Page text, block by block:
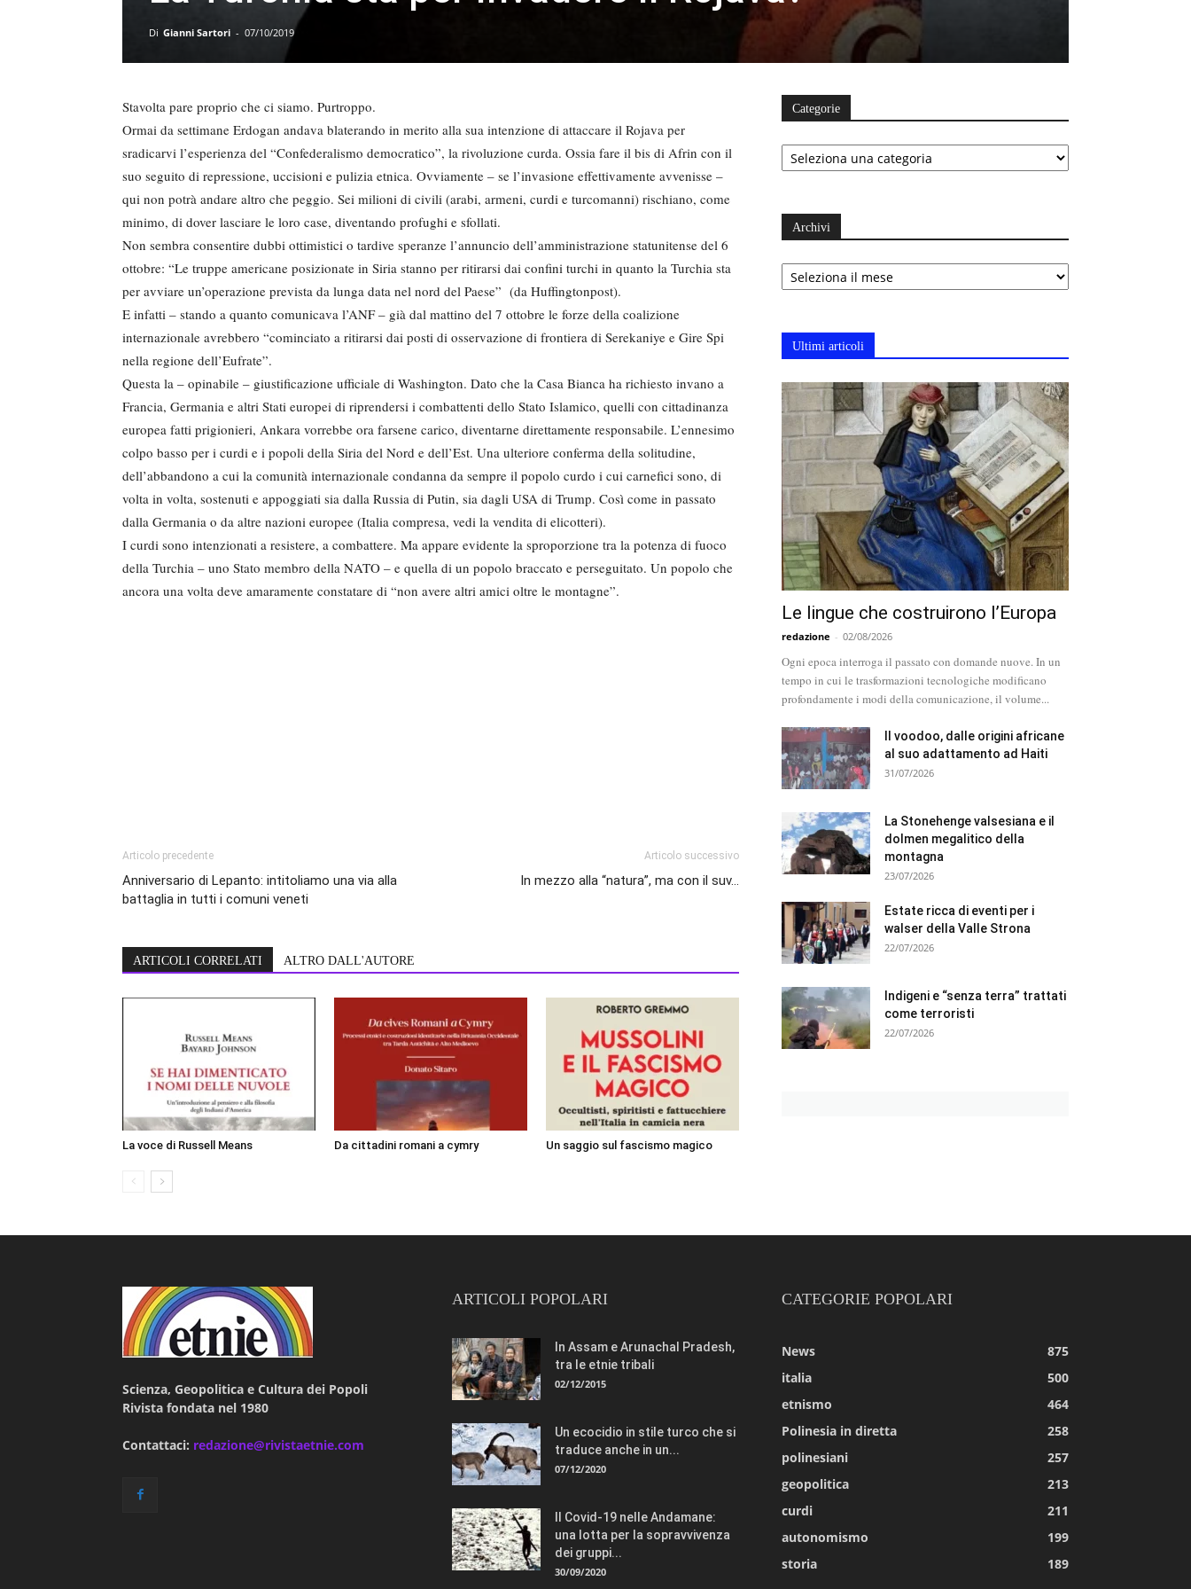
Di Gianni Sartori - 07/10/2019
Stavolta pare proprio che ci siamo. Purtroppo.
Ormai da settimane Erdogan andava blaterando in merito alla sua intenzione di attaccare il Rojava per
sradicarvi l’esperienza del “Confederalismo democratico”, la rivoluzione curda. Ossia fare il bis di Afrin con il
suo seguito di repressione, uccisioni e pulizia etnica. Ovviamente – se l’invasione effettivamente avvenisse –
qui non potrà andare altro che peggio. Sei milioni di civili (arabi, armeni, curdi e turcomanni) rischiano, come
minimo, di dover lasciare le loro case, diventando profughi e sfollati.
Non sembra consentire dubbi ottimistici o tardive speranze l’annuncio dell’amministrazione statunitense del 6
ottobre: “Le truppe americane posizionate in Siria stanno per ritirarsi dai confini turchi in quanto la Turchia sta
per avviare un’operazione prevista da lunga data nel nord del Paese” (da Huffingtonpost).
E infatti – stando a quanto comunicava l’ANF – già dal mattino del 7 ottobre le forze della coalizione
internazionale avrebbero “cominciato a ritirarsi dai posti di osservazione di frontiera di Serekaniye e Gire Spi
nella regione dell’Eufrate”.
Questa la – opinabile – giustificazione ufficiale di Washington. Dato che la Casa Bianca ha richiesto invano a
Francia, Germania e altri Stati europei di riprendersi i combattenti dello Stato Islamico, quelli con cittadinanza
europea fatti prigionieri, Ankara vorrebbe ora farsene carico, diventarne direttamente responsabile. L’ennesimo
colpo basso per i curdi e i popoli della Siria del Nord e dell’Est. Una ulteriore conferma della solitudine,
dell’abbandono a cui la comunità internazionale condanna da sempre il popolo curdo i cui carnefici sono, di
volta in volta, sostenuti e appoggiati sia dalla Russia di Putin, sia dagli USA di Trump. Così come in passato
dalla Germania o da altre nazioni europee (Italia compresa, vedi la vendita di elicotteri).
I curdi sono intenzionati a resistere, a combattere. Ma appare evidente la sproporzione tra la potenza di fuoco
della Turchia – uno Stato membro della NATO – e quella di un popolo braccato e perseguitato. Un popolo che
ancora una volta deve amaramente constatare di “non avere altri amici oltre le montagne”.
Articolo precedente
Anniversario di Lepanto: intitoliamo una via alla
battaglia in tutti i comuni veneti
Articolo successivo
In mezzo alla “natura”, ma con il suv…
ARTICOLI CORRELATI ALTRO DALL'AUTORE
La voce di Russell Means Da cittadini romani a cymry Un saggio sul fascismo magico
Categorie
Categorie
Archivi
Archivi
Ultimi articoli
Le lingue che costruirono l’Europa
redazione - 02/08/2026
Ogni epoca interroga il passato con domande nuove. In un
tempo in cui le trasformazioni tecnologiche modificano
profondamente i modi della comunicazione, il volume...
Il voodoo, dalle origini africane
al suo adattamento ad Haiti
31/07/2026
La Stonehenge valsesiana e il
dolmen megalitico della
montagna
23/07/2026
Estate ricca di eventi per i
walser della Valle Strona
22/07/2026
Indigeni e “senza terra” trattati
come terroristi
22/07/2026
Scienza, Geopolitica e Cultura dei Popoli
Rivista fondata nel 1980
Contattaci: redazione@rivistaetnie.com
ARTICOLI POPOLARI
In Assam e Arunachal Pradesh,
tra le etnie tribali
02/12/2015
Un ecocidio in stile turco che si
traduce anche in un...
07/12/2020
Il Covid-19 nelle Andamane:
una lotta per la sopravvivenza
dei gruppi...
30/09/2020
CATEGORIE POPOLARI
News
875
italia
500
etnismo
464
Polinesia in diretta
258
polinesiani
257
geopolitica
213
curdi
211
autonomismo
199
storia
189